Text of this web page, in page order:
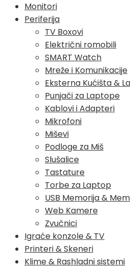
Monitori
Periferija
TV Boxovi
Električni romobili
SMART Watch
Mreže i Komunikacije
Eksterna Kućišta &
Punjači za Laptope
Kablovi i Adapteri
Mikrofoni
Miševi
Podloge za Miš
Slušalice
Tastature
Torbe za Laptop
USB Memorija &
Web Kamere
Zvučnici
Igraće konzole & TV
Printeri & Skeneri
Klime & Rashladni sistemi